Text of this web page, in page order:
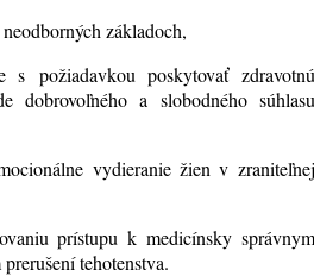
základoch,
požiadavkou poskytovať zdravotnú
dobrovoľného a slobodného súhlasu
vydieranie žien v zraniteľnej
prístupu k medicínsky správnym
tehotenstva.